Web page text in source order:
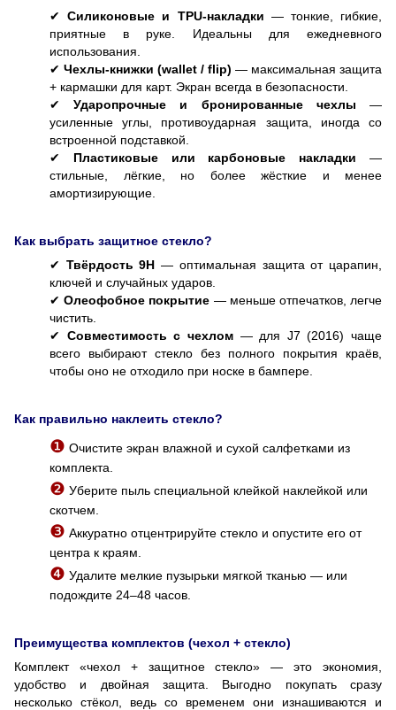
✔︎Силиконовые и TPU-накладки — тонкие, гибкие,
приятные в руке. Идеальны для ежедневного
использования.
✔︎ Чехлы-книжки (wallet / flip) — максимальная защита
+ кармашки для карт. Экран всегда в безопасности.
✔︎Ударопрочные и бронированные чехлы —
усиленные углы, противоударная защита, иногда со
встроенной подставкой.
✔︎ Пластиковые или карбоновые накладки —
стильные, лёгкие, но более жёсткие и менее
амортизирующие.
Как выбрать защитное стекло?
✔︎ Твёрдость 9H — оптимальная защита от царапин,
ключей и случайных ударов.
✔︎Олеофобное покрытие — меньше отпечатков, легче
чистить.
✔︎ Совместимость с чехлом— для J7 (2016) чаще
всего выбирают стекло без полного покрытия краёв,
чтобы оно не отходило при носке в бампере.
Как правильно наклеить стекло?
❶ Очистите экран влажной и сухой салфетками из
комплекта.
❷ Уберите пыль специальной клейкой наклейкой или
скотчем.
❸ Аккуратно отцентрируйте стекло и опустите его от
центра к краям.
❹ Удалите мелкие пузырьки мягкой тканью — или
подождите 24–48 часов.
Преимущества комплектов (чехол + стекло)
Комплект «чехол + защитное стекло» — это экономия,
удобство и двойная защита. Выгодно покупать сразу
несколько стёкол, ведь со временем они изнашиваются и